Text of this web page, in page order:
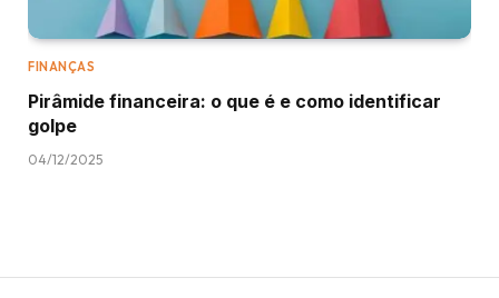
FINANÇAS
Pirâmide financeira: o que é e como identificar
golpe
04/12/2025